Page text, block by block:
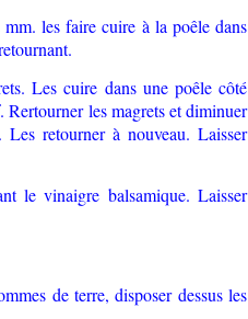
les faire cuire à la poêle dans
Les cuire dans une poêle côté
Rertourner les magrets et diminuer
retourner à nouveau. Laisser
le vinaigre balsamique. Laisser
de terre, disposer dessus les